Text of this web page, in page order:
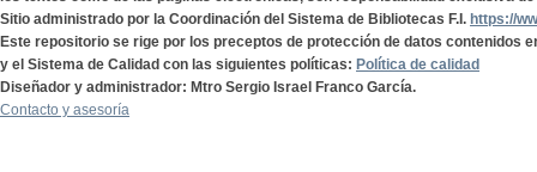
Sitio administrado por la Coordinación del Sistema de Bibliotecas F.I. https://
Este repositorio se rige por los preceptos de protección de datos contenidos
y el Sistema de Calidad con las siguientes políticas: Política de calidad
Diseñador y administrador: Mtro Sergio Israel Franco García.
Contacto y asesoría